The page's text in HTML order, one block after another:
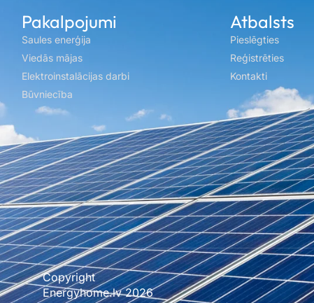
Pakalpojumi
Saules enerģija
Viedās mājas
Elektroinstalācijas darbi
Būvniecība
Atbalsts
Pieslēgties
Reģistrēties
Kontakti
Copyright
Energyhome.lv 2026